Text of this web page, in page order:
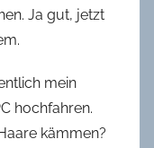
Ja gut, jetzt
mein
hochfahren.
kämmen?